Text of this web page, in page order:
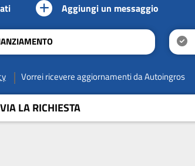
Aggiungi un messaggio
Vorrei ricevere aggiornamenti da Autoingros
LA RICHIESTA